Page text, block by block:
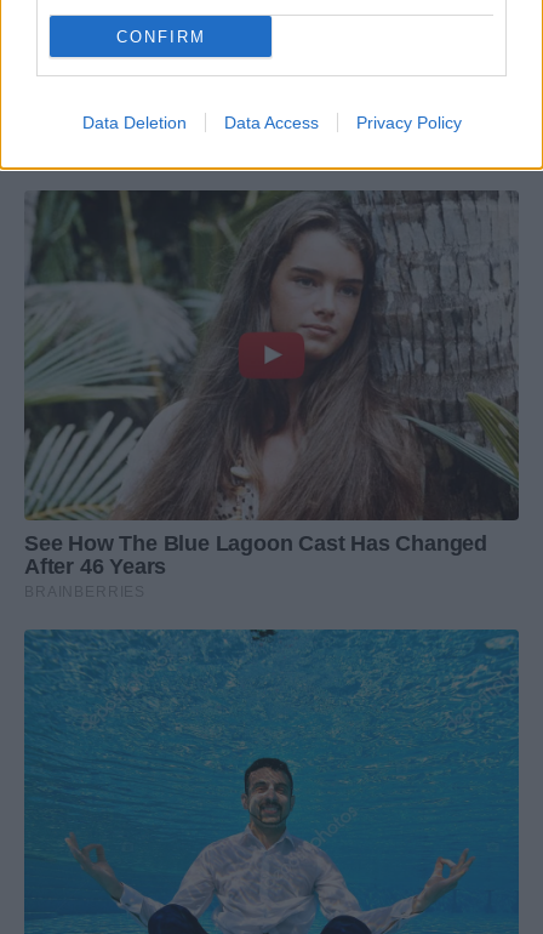
CONFIRM
Data Deletion Data Access Privacy Policy